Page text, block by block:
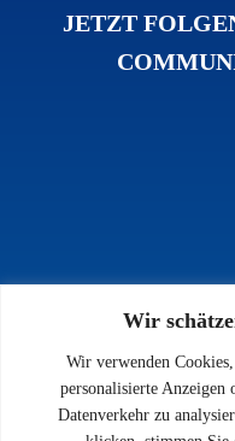
Wir
Wir verwenden
personalisierte Anzeigen
Datenverkehr zu
JETZT